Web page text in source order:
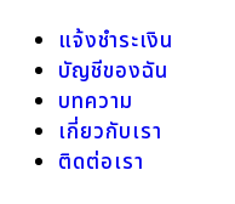
แจ้งชำระเงิน
บัญชีของฉัน
บทความ
เกี่ยวกับเรา
ติดต่อเรา